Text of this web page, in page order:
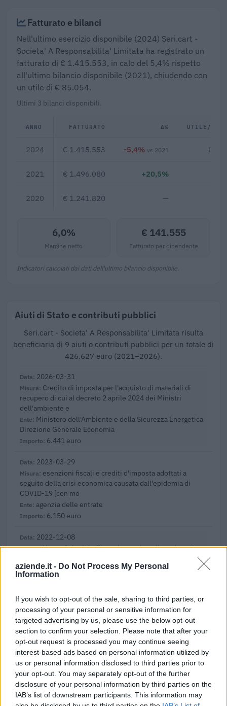
aziende.it - Do Not Process My Personal
Information
If you wish to opt-out of the sale, sharing to third parties, or
processing of your personal or sensitive information for
targeted advertising by us, please use the below opt-out
section to confirm your selection. Please note that after your
opt-out request is processed you may continue seeing
interest-based ads based on personal information utilized by
us or personal information disclosed to third parties prior to
your opt-out. You may separately opt-out of the further
disclosure of your personal information by third parties on the
IAB’s list of downstream participants. This information may
Fatturato e bilanci
Nell'ultimo esercizio disponibile (2024) Seri.cart -
Societa' A Responsabilita' Limitata ha registrato un
fatturato di € 1.415.553, in calo del 5,4% rispetto
all'ultimo bilancio disponibile (2021), chiudendo con
un utile di € 85.054.
Ultimi 3 bilanci disponibili.
ANNO FATTURATO Δ% UTILE/
2024 € 1.415.553 -5,4% vs 2021 €
2021 € 1.496.080 +20,5%
2020 € 1.241.820 —
6,0%
Margine netto
€ 141.555
Fatturato per dipendente
Indicatori calcolati dai dati dell'ultimo bilancio disponibile.
Aiuti di Stato e contributi pubblici
Seri.cart - Societa' A Responsabilita' Limitata risulta
beneficiaria di 9 aiuti o contributi pubblici per un totale di
426.627 euro (2021–2026).
2026-03-31
Credito di imposta per l'acquisto di materiali di
recupero di cui al decreto 2 aprile 2024 dei Ministri
dell'ambiente e
Ministero dell'Ambiente e della Sicurezza Energetica
Direzione Generale Economia
6.441 euro
2023-03-29
esenzioni fiscali e crediti d'imposta adottati a
seguito della crisi economica causata dall'epidemia di
COVID-19 [con mo
agenzia delle entrate
6.150 euro
2022-12-08
Nuova Sabatini - Finanziamenti per l'acquisto di
piccole e medi
Ministero delle Imprese e del Made in Italy -
46.425 euro
2022-11-11
Fondo di garanzia per le piccole e medie imprese
Banca del Mezzogiorno MedioCredito Centrale S.p.A.
294.400 euro
2022-10-10
Modifica quote di riparto tra le diverse categorie di
beneficiari dei ristori di cui alla DGR n. 55-4506 del